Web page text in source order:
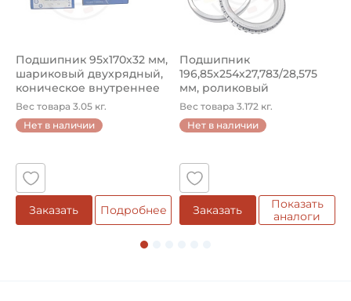
Способ фиксации на вал:
Закрепительная втулка / Стопорная гайка
Способ фиксации подшипника в корпусе:
Смазка:
Возможность дополнительной смазки
Классификация завода - производителя:
Подшипник 95х170х32 мм,
шариковый двухрядный,
коническое внутреннее
кол...
Вес товара 3.05 кг.
Нет в наличии
Заказать Подробнее
Подшипник
196,85х254х27,783/28,575
мм, роликовый
однорядный конический
...
Вес товара 3.172 кг.
Нет в наличии
Заказать
Показать
аналоги